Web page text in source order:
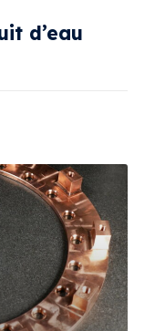
d’eau